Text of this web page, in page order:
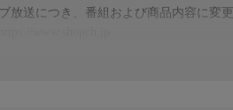
放送につき、番組および商品内容に変